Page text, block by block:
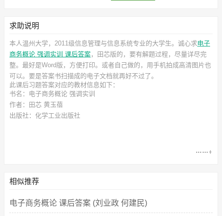
求助说明
本人温州大学，2011级信息管理与信息系统专业的大学生。诚心求电子
商务概论 强调实训 课后答案，田芯版的，要有解题过程，尽量详尽完
整。最好是Word版，方便打印。或者自己做的，用手机拍成高清图片也
可以。要是答案书扫描成的电子文档就再好不过了。
此课后习题答案对应的教材信息如下：
书名：电子商务概论 强调实训
作者：田芯 黄玉蓓
出版社：化学工业出版社
相似推荐
电子商务概论 课后答案 (刘业政 何建民)